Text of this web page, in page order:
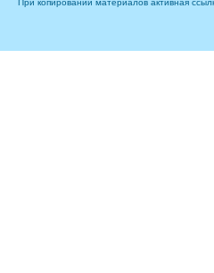
При копировании материалов активная